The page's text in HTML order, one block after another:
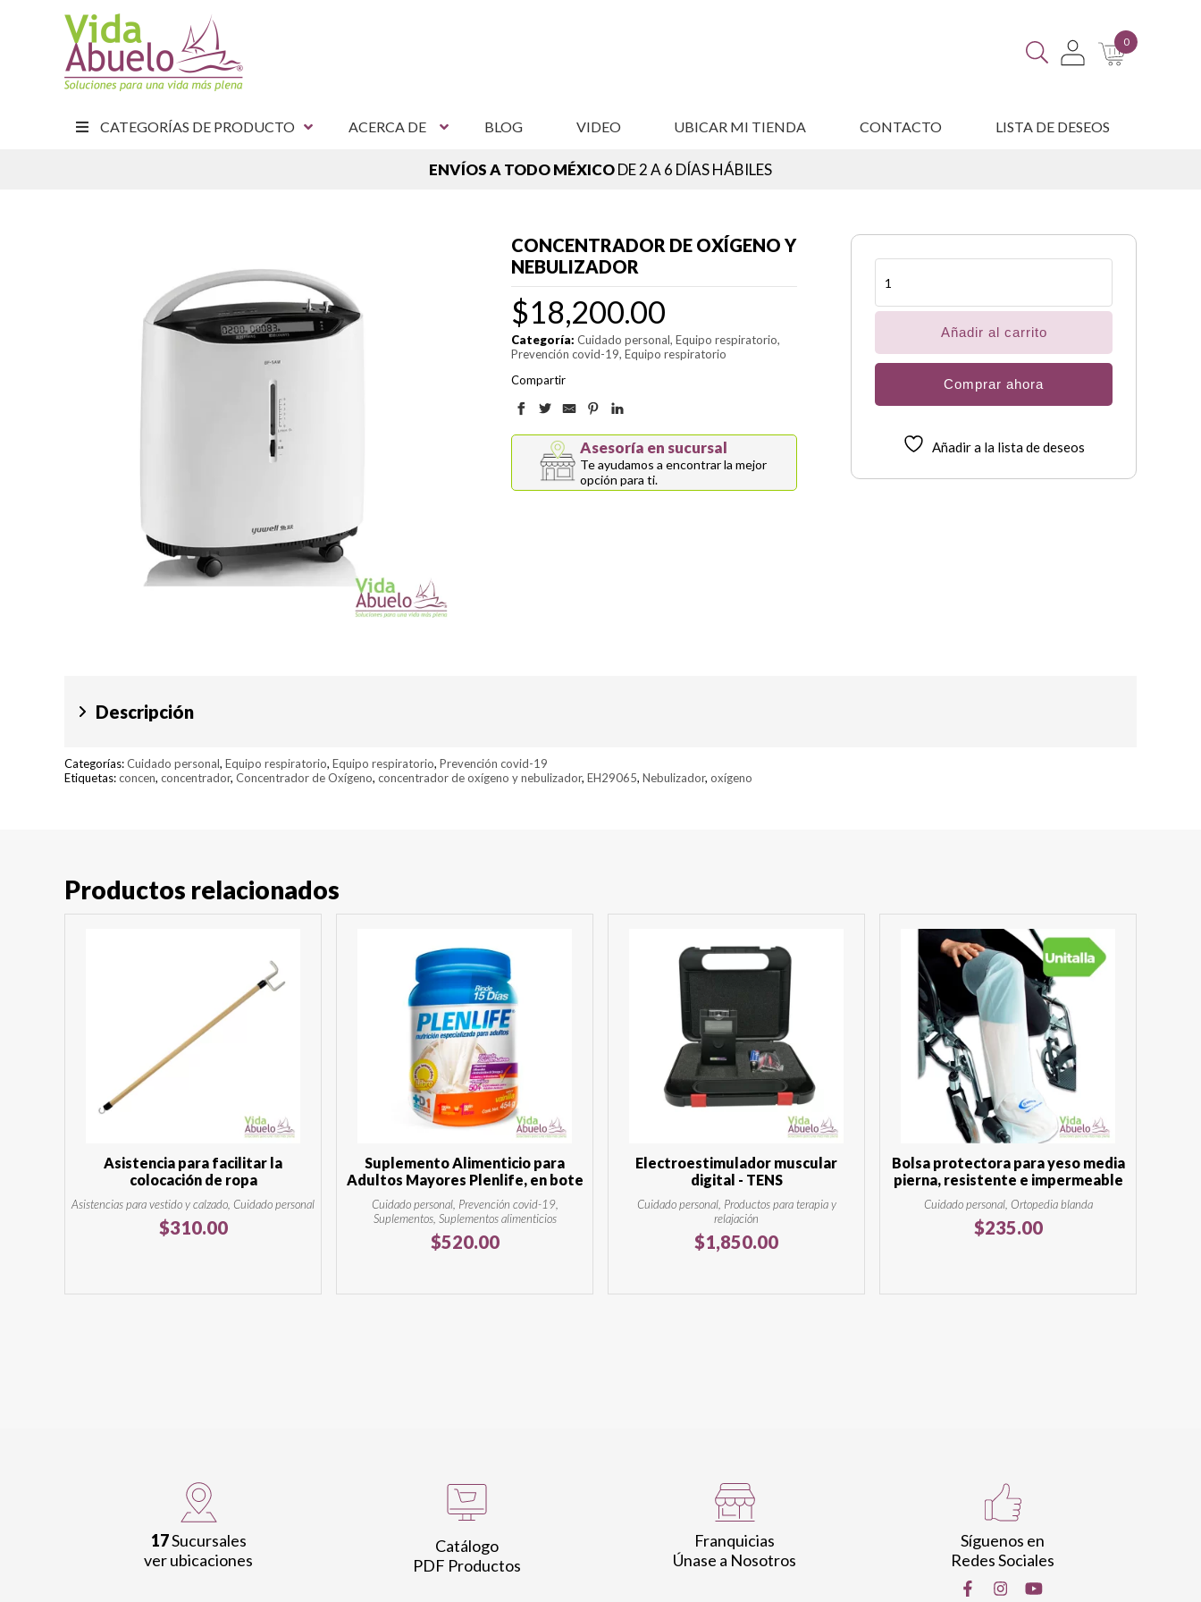
0
CATEGORÍAS DE PRODUCTO ACERCA DE BLOG VIDEO UBICAR MI TIENDA CONTACTO LISTA DE DESEOS
ENVÍOS A TODO MÉXICODE 2 A 6 DÍAS HÁBILES
CONCENTRADOR DE OXÍGENO Y
NEBULIZADOR
$18,200.00
Categoría: Cuidado personal Equipo respiratorio
Prevención covid-19 Equipo respiratorio
Compartir
Asesoría en sucursal
Te ayudamos a encontrar la mejor
opción para ti.
Concentrador
de
y
nebulizadorAñadir al carrito
Comprar ahora
Añadir a la lista de deseos
Descripción
Categorías:Cuidado personal, Equipo respiratorio, Equipo respiratorio, Prevención covid-19
Etiquetas:concen, concentrador, Concentrador de Oxígeno, concentrador de oxígeno y nebulizador, EH29065, Nebulizador, oxígeno
Productos relacionados
Asistencia para facilitar la
colocación de ropa
Asistencias para vestido y calzado, Cuidado personal
$310.00
Suplemento Alimenticio para
Adultos Mayores Plenlife, en bote
Cuidado personal, Prevención covid-19,
Suplementos, Suplementos alimenticios
$520.00
Electroestimulador muscular
digital - TENS
Cuidado personal, Productos para terapia y
relajación
$1,850.00
Bolsa protectora para yeso media
pierna, resistente e impermeable
Cuidado personal, Ortopedia blanda
$235.00
17Sucursales
ver ubicaciones
Catálogo
PDF Productos
Franquicias
Únase a Nosotros
Síguenos en
Redes Sociales